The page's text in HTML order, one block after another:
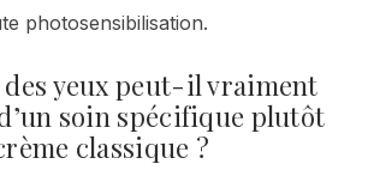
photosensibilisation.
yeux peut-il vraiment
soin spécifique plutôt
classique ?